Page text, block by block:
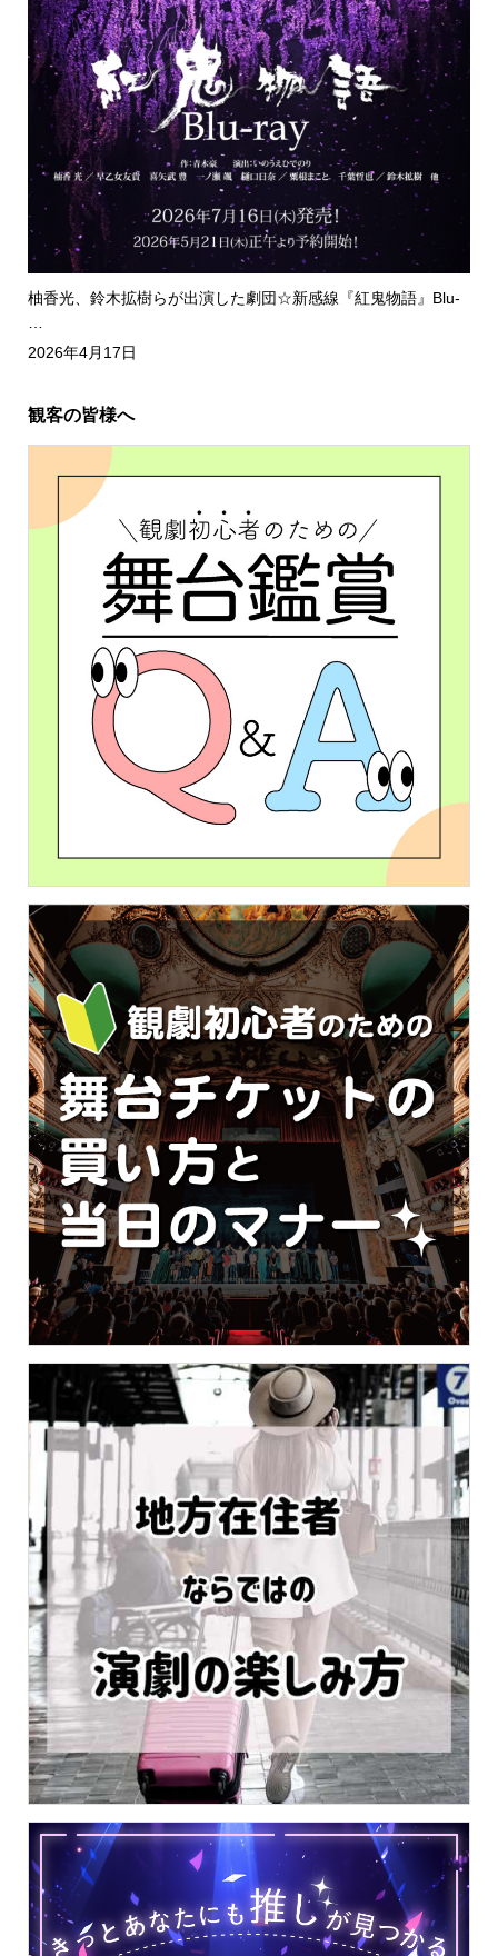
柚香光、鈴木拡樹らが出演した劇団☆新感線『紅鬼物語』Blu-
2026年4月17日
観客の皆様へ